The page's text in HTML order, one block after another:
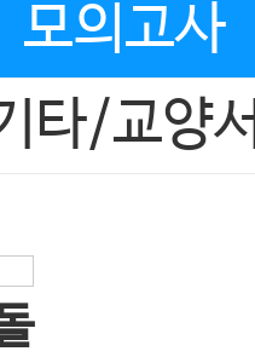
모의고사
타/교양서